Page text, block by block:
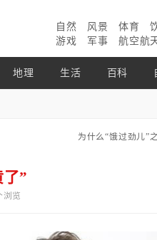
自然 风景 体育
游戏
军事 航空航
地理 生活 百科
为什么“饿过劲儿”
”
浏览